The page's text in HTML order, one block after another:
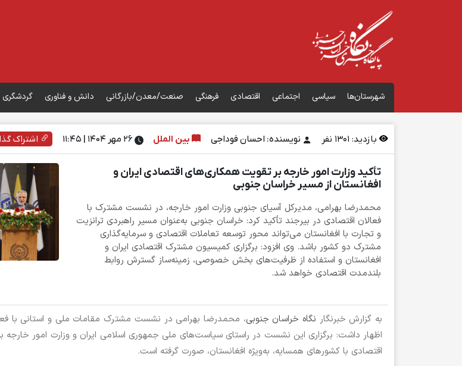
شهرستان‌ها سیاسی اجتماعی اقتصادی فرهنگی صنعت/معدن/بازرگانی دانش و فناوری گردشگری
بازدید: نفر نویسنده: احسان فوداجی بین الملل اشتراک
تأکید وزارت امور خارجه بر تقویت همکاری‌های اقتصادی ایران و
افغانستان از مسیر خراسان جنوبی
محمدرضا بهرامی، مدیرکل آسیای جنوبی وزارت امور خارجه، در نشست مشترک با
فعالان اقتصادی در بیرجند تأکید کرد: خراسان جنوبی به‌عنوان مسیر راهبردی ترانزیت
و تجارت با افغانستان می‌تواند محور توسعه تعاملات اقتصادی و سرمایه‌گذاری
مشترک دو کشور باشد. وی افزود: برگزاری کمیسیون مشترک اقتصادی ایران و
افغانستان و استفاده از ظرفیت‌های بخش خصوصی، زمینه‌ساز گسترش روابط
بلندمدت اقتصادی خواهد شد.
به گزارش خبرنگار نگاه خراسان جنوبی، محمدرضا بهرامی در نشست مشترک مقامات ملی و استانی با
اظهار داشت: برگزاری این نشست در راستای سیاست‌های ملی جمهوری اسلامی ایران و وزارت امور
اقتصادی با کشورهای همسایه، به‌ویژه افغانستان، صورت گرفته است.